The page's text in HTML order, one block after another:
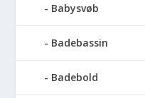
Babysvøb
Badebassin
Badebold